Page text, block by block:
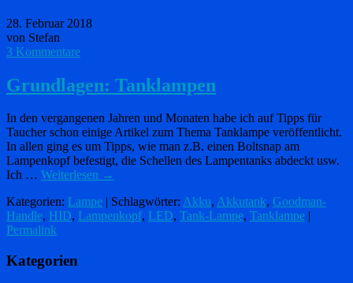
28. Februar 2018
von Stefan
3 Kommentare
Grundlagen: Tanklampen
In den vergangenen Jahren und Monaten habe ich auf Tipps für
Taucher schon einige Artikel zum Thema Tanklampe veröffentlicht.
In allen ging es um Tipps, wie man z.B. einen Boltsnap am
Lampenkopf befestigt, die Schellen des Lampentanks abdeckt usw.
Ich … Weiterlesen →
Kategorien: Lampe | Schlagwörter: Akku, Akkutank, Goodman-
Handle, HID, Lampenkopf, LED, Tank-Lampe, Tanklampe
Permalink
Kategorien